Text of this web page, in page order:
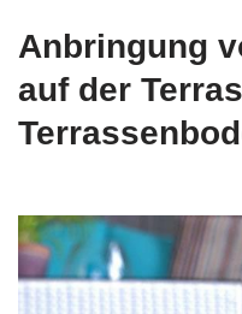
Anbringung
auf der